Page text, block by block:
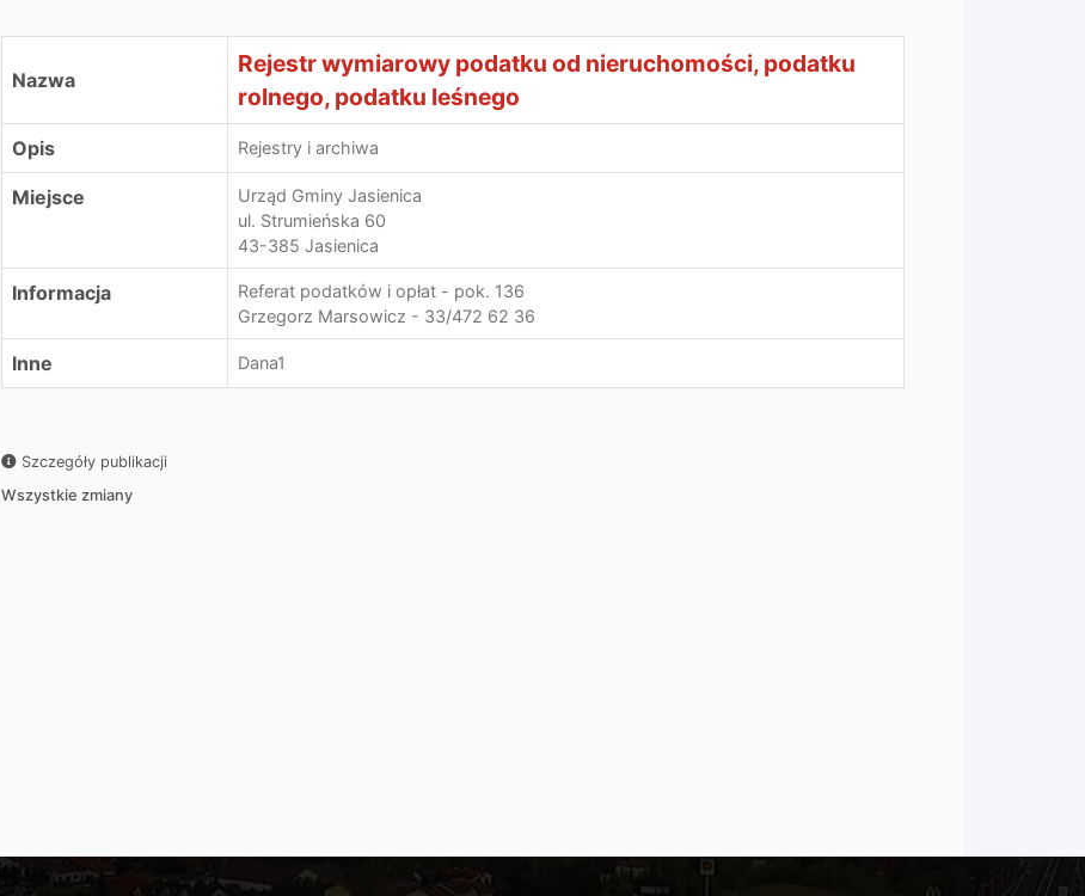
Rejestr wymiarowy podatku od nieruchomości, podatku rolnego, podatku leśnego
Nazwa
Rejestr wymiarowy podatku od nieruchomości, podatku
rolnego, podatku leśnego
Opis Rejestry i archiwa
Miejsce
Urząd Gminy Jasienica
ul. Strumieńska 60
43-385 Jasienica
Informacja
Referat podatków i opłat - pok. 136
Grzegorz Marsowicz - 33/472 62 36
Inne Dana1
Szczegóły publikacji
Wszystkie zmiany